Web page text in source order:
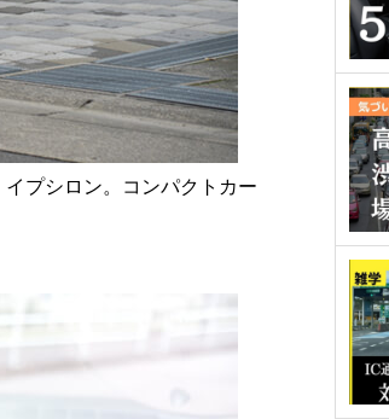
プシロン。コンパクトカー